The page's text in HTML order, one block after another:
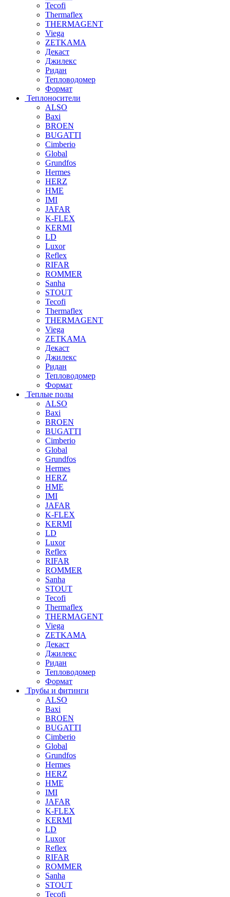
Tecofi
Thermaflex
THERMAGENT
Viega
ZETKAMA
Декаст
Джилекс
Ридан
Тепловодомер
Формат
Теплоносители
ALSO
Baxi
BROEN
BUGATTI
Cimberio
Global
Grundfos
Hermes
HERZ
HME
IMI
JAFAR
K-FLEX
KERMI
LD
Luxor
Reflex
RIFAR
ROMMER
Sanha
STOUT
Tecofi
Thermaflex
THERMAGENT
Viega
ZETKAMA
Декаст
Джилекс
Ридан
Тепловодомер
Формат
Теплые полы
ALSO
Baxi
BROEN
BUGATTI
Cimberio
Global
Grundfos
Hermes
HERZ
HME
IMI
JAFAR
K-FLEX
KERMI
LD
Luxor
Reflex
RIFAR
ROMMER
Sanha
STOUT
Tecofi
Thermaflex
THERMAGENT
Viega
ZETKAMA
Декаст
Джилекс
Ридан
Тепловодомер
Формат
Трубы и фитинги
ALSO
Baxi
BROEN
BUGATTI
Cimberio
Global
Grundfos
Hermes
HERZ
HME
IMI
JAFAR
K-FLEX
KERMI
LD
Luxor
Reflex
RIFAR
ROMMER
Sanha
STOUT
Tecofi